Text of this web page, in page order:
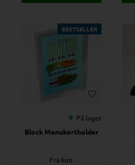
BESTSELLER
På lager
Block Menukortholder
Fra kun